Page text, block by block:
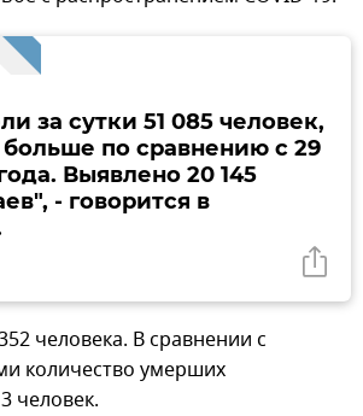
за сутки 51 085 человек,
больше по сравнению с 29
Выявлено 20 145
- говорится в
человека. В сравнении с
количество умерших
человек.